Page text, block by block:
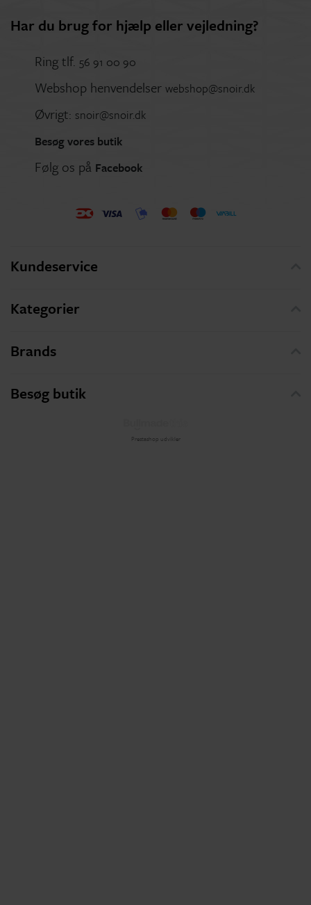
Har du brug for hjælp eller vejledning?
Ring tlf. 56 91 00 90
Webshop henvendelser webshop@snoir.dk
Øvrigt: snoir@snoir.dk
Besøg vores butik
Følg os på Facebook
Kundeservice
Kategorier
Brands
Besøg butik
Prestashop udvikler